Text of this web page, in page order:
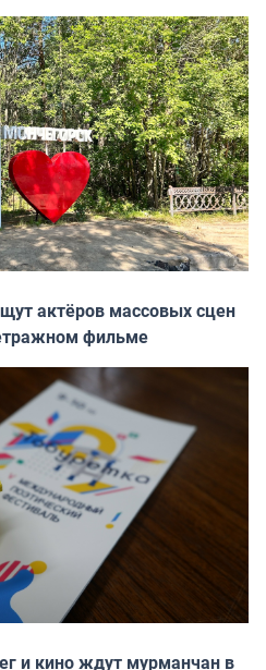
актёров массовых сцен
фильме
и кино ждут мурманчан в